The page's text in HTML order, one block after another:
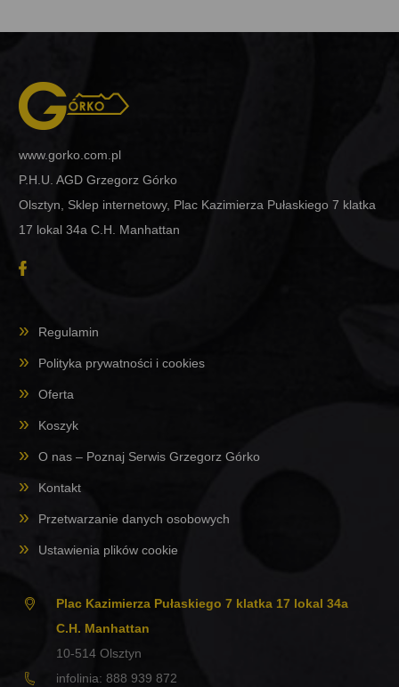
www.gorko.com.pl
P.H.U. AGD Grzegorz Górko
Olsztyn, Sklep internetowy, Plac Kazimierza Pułaskiego 7 klatka
17 lokal 34a C.H. Manhattan
Regulamin
Polityka prywatności i cookies
Oferta
Koszyk
O nas – Poznaj Serwis Grzegorz Górko
Kontakt
Przetwarzanie danych osobowych
Ustawienia plików cookie
Plac Kazimierza Pułaskiego 7 klatka 17 lokal 34a
C.H. Manhattan
10-514 Olsztyn
infolinia: 888 939 872